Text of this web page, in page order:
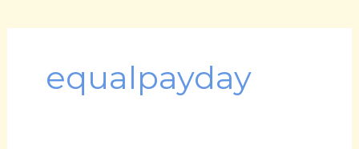
equalpayday